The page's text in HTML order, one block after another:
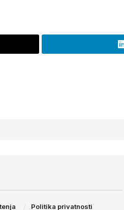
Politika privatnosti